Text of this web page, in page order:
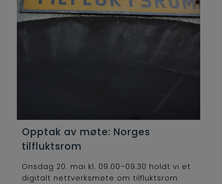
Opptak av møte: Norges
tilfluktsrom
Onsdag 20. mai kl. 09.00–09.30 holdt vi et
digitalt nettverksmøte om tilfluktsrom